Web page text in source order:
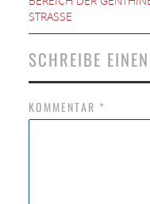
STRASSE
SCHREIBE
KOMMENTAR *